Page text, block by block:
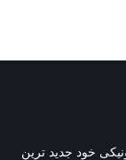
خود جدید ترین